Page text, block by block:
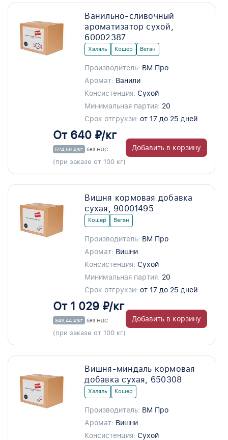
Ванильно-сливочный
ароматизатор сухой,
60002387
Халяль Кошер Веган
Производитель: ВМ Про
Аромат: Ванили
Консистенция: Сухой
Минимальная партия: 20
Срок отгрукзи: от 17 до 25 дней
От 640 ₽/кг
524,59 ₽/кг без НДС
(при заказе от 100 кг)
Добавить в корзину
Вишня кормовая добавка
сухая, 90001495
Кошер Веган
Производитель: ВМ Про
Аромат: Вишни
Консистенция: Сухой
Минимальная партия: 20
Срок отгрукзи: от 17 до 25 дней
От 1 029 ₽/кг
843,44 ₽/кг без НДС
(при заказе от 100 кг)
Добавить в корзину
Вишня-миндаль кормовая
добавка сухая, 650308
Халяль Кошер
Производитель: ВМ Про
Аромат: Вишни
Консистенция: Сухой